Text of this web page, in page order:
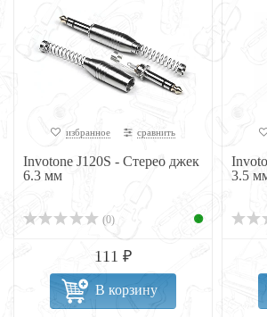
избранное сравнить
Invotone J120S - Стерео джек
6.3 мм
(0)
111 ₽
В корзину
3.5